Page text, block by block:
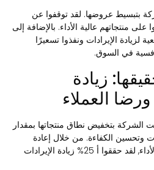
عروضها. لقد توقفوا عن
منتجاتهم عالية الأداء. بالإضافة إلى
الإيرادات ونفذوا تسعيرًا
في السوق.
زيادة
العملاء
بتخفيض نطاق منتجاتها بمقدار
وتحسين الكفاءة. من خلال إعادة
تخصيص الموارد للمنتجات عالية الأداء, لقد حققوا أ 25% زيادة الإيرادات